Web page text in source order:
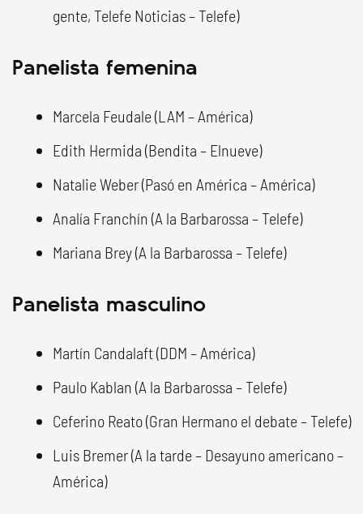
gente, Telefe Noticias – Telefe)
Panelista femenina
Marcela Feudale (LAM – América)
Edith Hermida (Bendita – Elnueve)
Natalie Weber (Pasó en América – América)
Analía Franchín (A la Barbarossa – Telefe)
Mariana Brey (A la Barbarossa – Telefe)
Panelista masculino
Martín Candalaft (DDM – América)
Paulo Kablan (A la Barbarossa – Telefe)
Ceferino Reato (Gran Hermano el debate – Telefe)
Luis Bremer (A la tarde – Desayuno americano –
América)